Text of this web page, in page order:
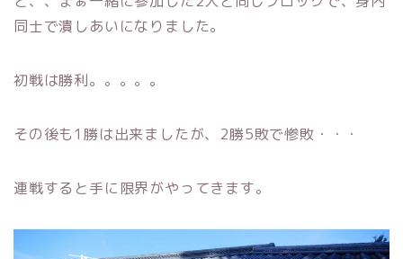
同士で潰しあいになりました。
初戦は勝利。。。。。
その後も1勝は出来ましたが、2勝5敗で惨敗・・・
連戦すると手に限界がやってきます。